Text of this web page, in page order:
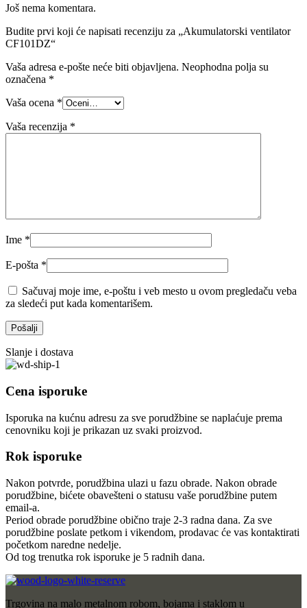
Još nema komentara.
Budite prvi koji će napisati recenziju za „Akumulatorski ventilator
CF101DZ“
Vaša adresa e-pošte neće biti objavljena. Neophodna polja su
označena *
Vaša ocena *
Vaša recenzija *
Ime *
E-pošta *
Sačuvaj moje ime, e-poštu i veb mesto u ovom pregledaču veba
za sledeći put kada komentarišem.
Slanje i dostava
Cena isporuke
Isporuka na kućnu adresu za sve porudžbine se naplaćuje prema
cenovniku koji je prikazan uz svaki proizvod.
Rok isporuke
Nakon potvrde, porudžbina ulazi u fazu obrade. Nakon obrade
porudžbine, bićete obavešteni o statusu vaše porudžbine putem
email-a.
Period obrade porudžbine obično traje 2-3 radna dana. Za sve
porudžbine poslate petkom i vikendom, prodavac će vas kontaktirati
početkom naredne nedelje.
Od tog trenutka rok isporuke je 5 radnih dana.
Trgovina na malo metalnom robom, bojama i staklom u